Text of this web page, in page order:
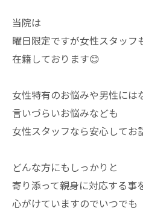
当院は
曜日限定ですが女性スタッフ
在籍しております😊
女性特有のお悩みや男性には
言いづらいお悩みなども
女性スタッフなら安心してお
どんな方にもしっかりと
寄り添って親身に対応する事
心がけていますのでいつでも